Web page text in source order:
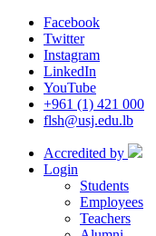
Facebook
Twitter
Instagram
LinkedIn
YouTube
+961 (1) 421 000
flsh@usj.edu.lb
Accredited by
Login
Students
Employees
Teachers